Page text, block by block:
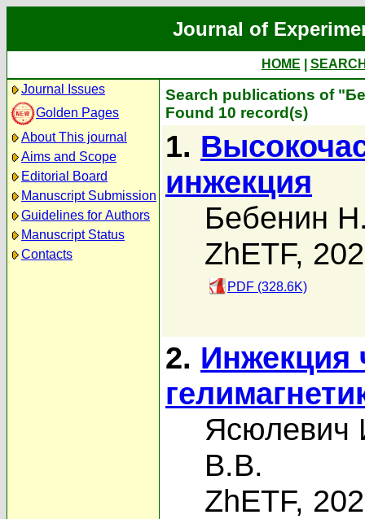
Journal of
HOME
Journal Issues
Golden Pages
About This journal
Aims and Scope
Editorial Board
Manuscript Submission
Guidelines for Authors
Manuscript Status
Contacts
Search publications of
Found 10 record(s)
1.
инжекция
Бебенин
ZhETF,
PDF (328.6K)
2. Инжекция
Ясюлевич
В.В.
ZhETF,